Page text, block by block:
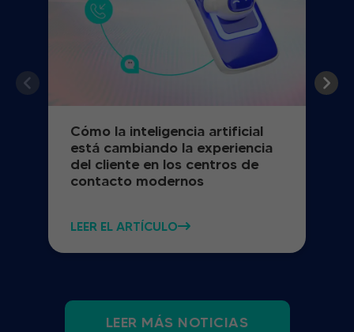
Cómo la inteligencia artificial
está cambiando la experiencia
del cliente en los centros de
contacto modernos
LEER EL ARTÍCULO
LEER MÁS NOTICIAS